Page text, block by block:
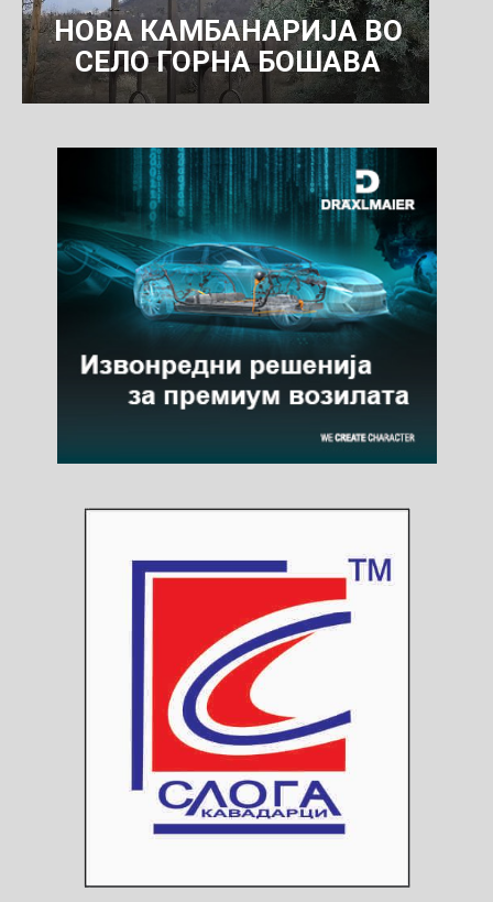
НОВА КАМБАНАРИЈА ВО
СЕЛО ГОРНА БОШАВА